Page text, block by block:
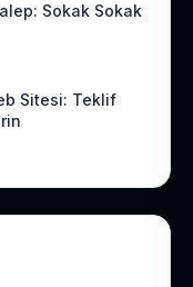
Sokak Sokak
Sitesi: Teklif